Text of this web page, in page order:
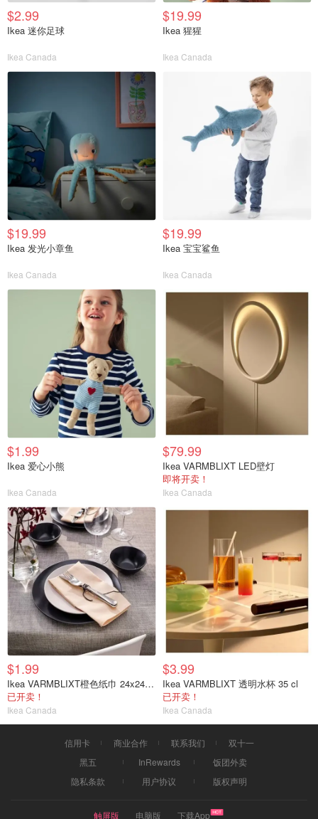
$2.99
Ikea 迷你足球
Ikea Canada
$19.99
Ikea 猩猩
Ikea Canada
$19.99
Ikea 发光小章鱼
Ikea Canada
$19.99
Ikea 宝宝鲨鱼
Ikea Canada
$1.99
Ikea 爱心小熊
Ikea Canada
$79.99
Ikea VARMBLIXT LED壁灯
即将开卖！
Ikea Canada
$1.99
Ikea VARMBLIXT橙色纸巾 24x24 cm
已开卖！
Ikea Canada
$3.99
Ikea VARMBLIXT 透明水杯 35 cl
已开卖！
Ikea Canada
信用卡 商业合作 联系我们
双十一
黑五
InRewards
饭团外卖
隐私条款
用户协议 版权声明
触屏版 电脑版 下载App